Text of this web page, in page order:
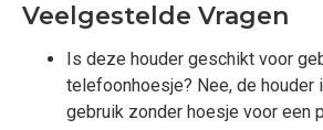
Veelgestelde Vragen
Is deze houder geschikt voor
telefoonhoesje? Nee, de houder
gebruik zonder hoesje voor een